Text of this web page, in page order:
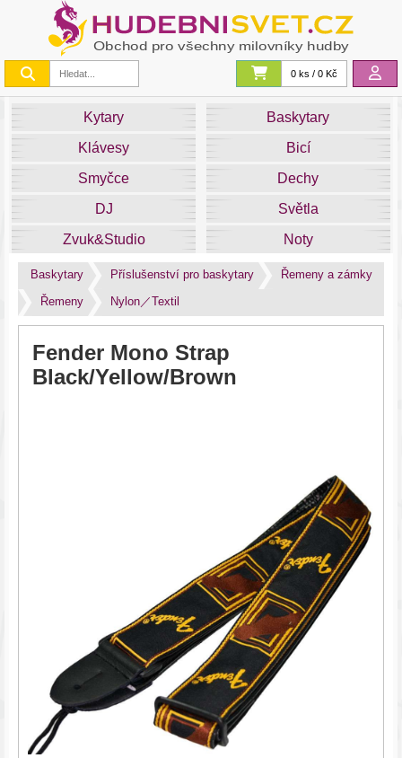
0 ks / 0 Kč
Kytary
Baskytary
Klávesy
Bicí
Smyčce
Dechy
DJ
Světla
Zvuk&Studio
Noty
Baskytary Příslušenství pro baskytary
Řemeny a zámky
Řemeny
Nylon／Textil
Fender Mono Strap
Black/Yellow/Brown